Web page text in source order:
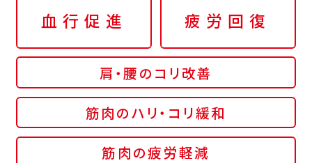
血行促進 疲労回復
肩・腰のコリ改善
筋肉のハリ・コリ緩和
筋肉の疲労軽減